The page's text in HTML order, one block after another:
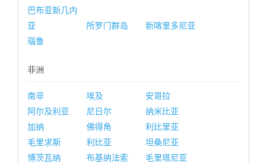
巴布亚新几内
亚
所罗门群岛
新喀里多尼亚
瑙鲁
非洲
南非 埃及
安哥拉
阿尔及利亚
尼日尔
纳米比亚
加纳
佛得角
利比里亚
毛里求斯
利比亚
坦桑尼亚
博茨瓦纳
布基纳法索
毛里塔尼亚